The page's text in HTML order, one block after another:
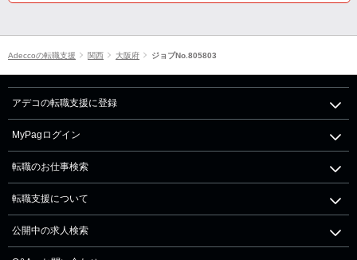
Adeccoの転職支援 関西 大阪府 ジョブNo.805803
アデコの転職支援に登録
MyPagログイン
転職のお仕事検索
転職支援について
公開中の求人検索